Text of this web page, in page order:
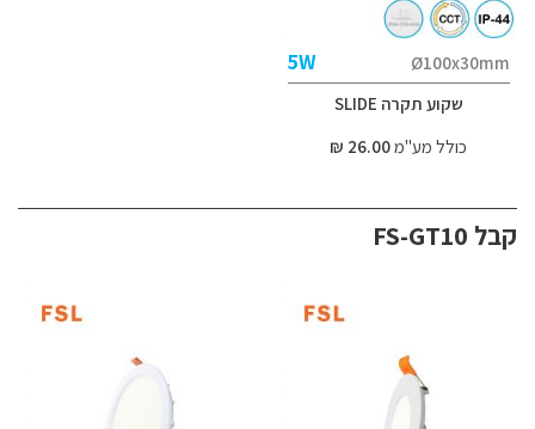
Ø100x30mm
5W
שקוע תקרה SLIDE
כולל מע"מ26.00 ₪
קבל FS-GT10